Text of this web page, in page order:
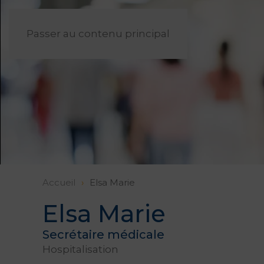
Passer au contenu principal
Accueil Elsa Marie
Elsa Marie
Secrétaire médicale
Hospitalisation